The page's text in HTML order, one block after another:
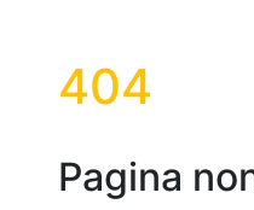
404
Pagina